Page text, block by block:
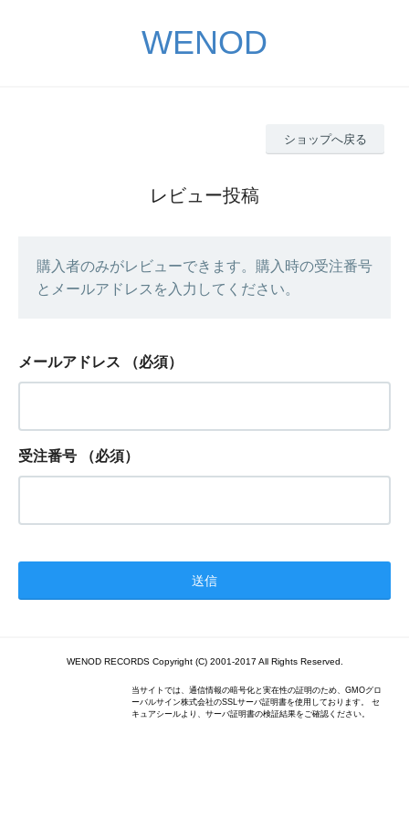
WENOD
ショップへ戻る
レビュー投稿
購入者のみがレビューできます。購入時の受注番号
とメールアドレスを入力してください。
メールアドレス （必須）
受注番号 （必須）
WENOD RECORDS Copyright (C) 2001-2017 All Rights Reserved.
当サイトでは、通信情報の暗号化と実在性の証明のため、GMOグロ
ーバルサイン株式会社のSSLサーバ証明書を使用しております。 セ
キュアシールより、サーバ証明書の検証結果をご確認ください。